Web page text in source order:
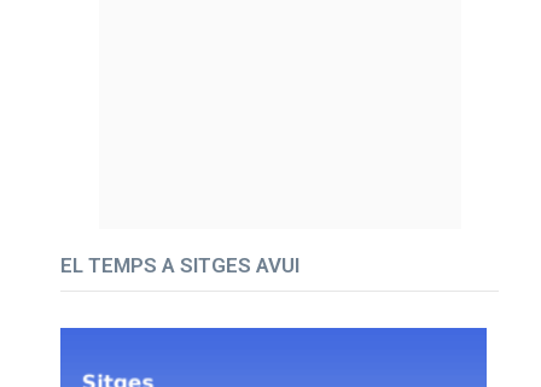
EL TEMPS A SITGES AVUI